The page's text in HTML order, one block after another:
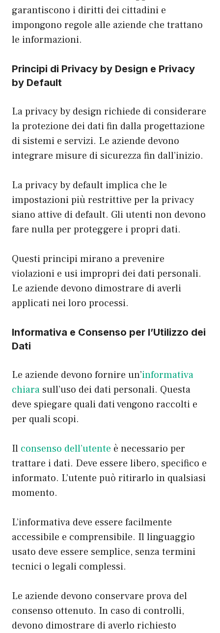
garantiscono i diritti dei cittadini e
impongono regole alle aziende che trattano
le informazioni.
Principi di Privacy by Design e Privacy
by Default
La privacy by design richiede di considerare
la protezione dei dati fin dalla progettazione
di sistemi e servizi. Le aziende devono
integrare misure di sicurezza fin dall’inizio.
La privacy by default implica che le
impostazioni più restrittive per la privacy
siano attive di default. Gli utenti non devono
fare nulla per proteggere i propri dati.
Questi principi mirano a prevenire
violazioni e usi impropri dei dati personali.
Le aziende devono dimostrare di averli
applicati nei loro processi.
Informativa e Consenso per l’Utilizzo dei
Dati
Le aziende devono fornire un’informativa
chiara sull’uso dei dati personali. Questa
deve spiegare quali dati vengono raccolti e
per quali scopi.
Il consenso dell’utente è necessario per
trattare i dati. Deve essere libero, specifico e
informato. L’utente può ritirarlo in qualsiasi
momento.
L’informativa deve essere facilmente
accessibile e comprensibile. Il linguaggio
usato deve essere semplice, senza termini
tecnici o legali complessi.
Le aziende devono conservare prova del
consenso ottenuto. In caso di controlli,
devono dimostrare di averlo richiesto